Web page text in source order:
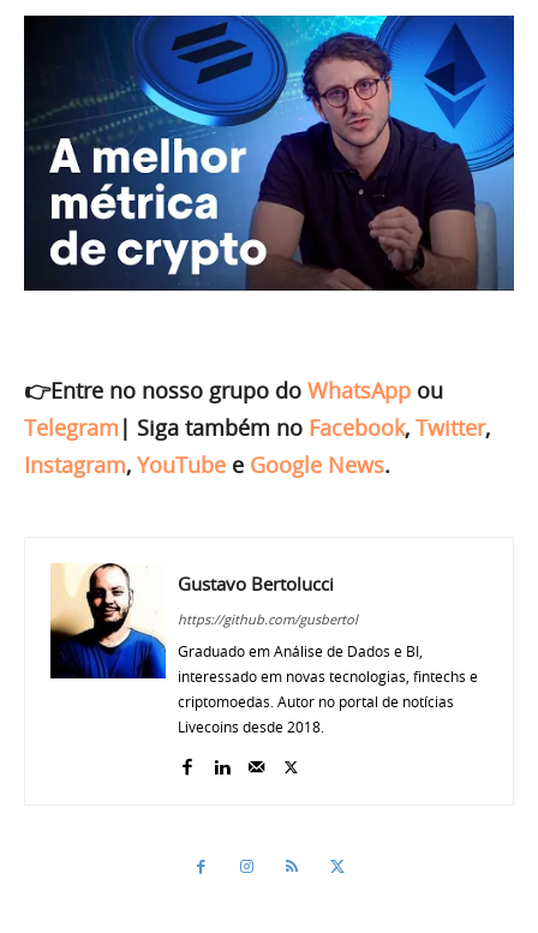
👉Entre no nosso grupo do WhatsApp ou
Telegram | Siga também no Facebook, Twitter,
Instagram, YouTube e Google News.
Gustavo Bertolucci
https://github.com/gusbertol
Graduado em Análise de Dados e BI,
interessado em novas tecnologias, fintechs e
criptomoedas. Autor no portal de notícias
Livecoins desde 2018.